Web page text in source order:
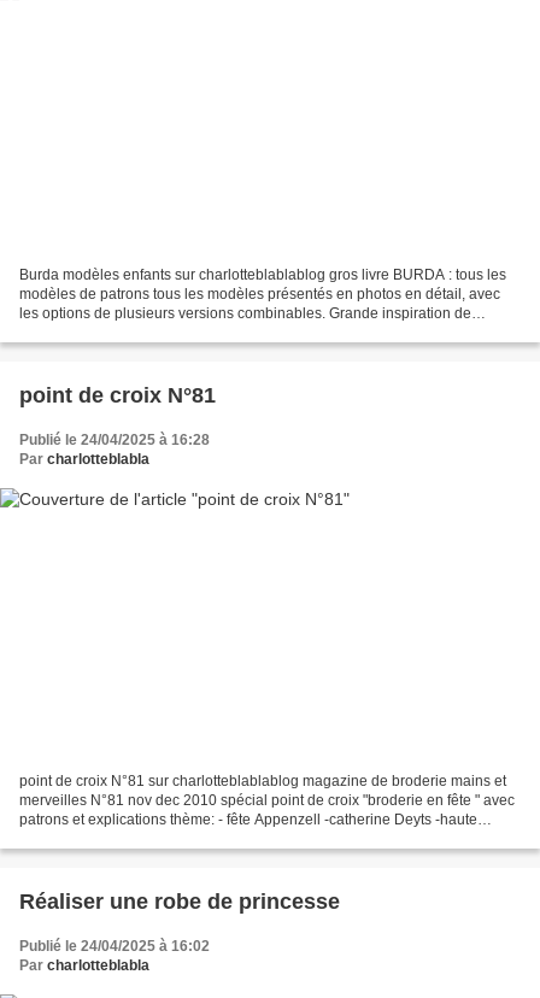
Burda modèles enfants sur charlotteblablablog gros livre BURDA : tous les
modèles de patrons tous les modèles présentés en photos en détail, avec
les options de plusieurs versions combinables. Grande inspiration de
point de croix N°81
Publié le 24/04/2025 à 16:28
Par charlotteblabla
point de croix N°81 sur charlotteblablablog magazine de broderie mains et
merveilles N°81 nov dec 2010 spécial point de croix "broderie en fête " avec
patrons et explications thème: - fête Appenzell -catherine Deyts -haute
Réaliser une robe de princesse
Publié le 24/04/2025 à 16:02
Par charlotteblabla